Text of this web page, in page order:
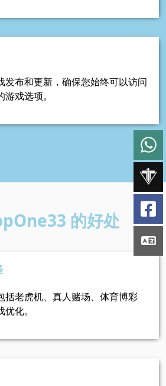
发布和更新，确保您始终可以访问
戏选项。
的好处
括老虎机、真人赌场、体育博彩
化。